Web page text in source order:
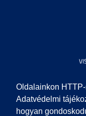
Oldalainkon
Adatvédelmi
hogyan